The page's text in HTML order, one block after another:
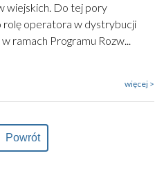
wiejskich. Do tej pory
rolę operatora w dystrybucji
ramach Programu Rozw...
więcej >
Powrót